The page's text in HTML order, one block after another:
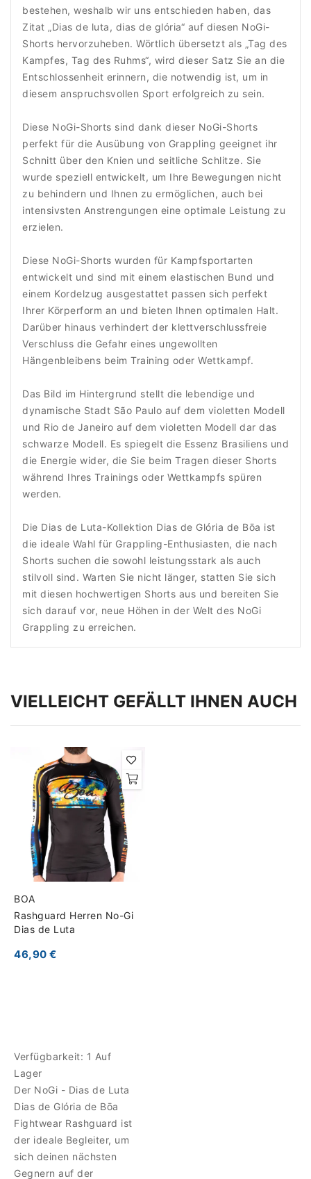
bestehen, weshalb wir uns entschieden haben, das
Zitat „Dias de luta, dias de glória“ auf diesen NoGi-
Shorts hervorzuheben. Wörtlich übersetzt als „Tag des
Kampfes, Tag des Ruhms“, wird dieser Satz Sie an die
Entschlossenheit erinnern, die notwendig ist, um in
diesem anspruchsvollen Sport erfolgreich zu sein.
Diese NoGi-Shorts sind dank dieser NoGi-Shorts
perfekt für die Ausübung von Grappling geeignet ihr
Schnitt über den Knien und seitliche Schlitze. Sie
wurde speziell entwickelt, um Ihre Bewegungen nicht
zu behindern und Ihnen zu ermöglichen, auch bei
intensivsten Anstrengungen eine optimale Leistung zu
erzielen.
Diese NoGi-Shorts wurden für Kampfsportarten
entwickelt und sind mit einem elastischen Bund und
einem Kordelzug ausgestattet passen sich perfekt
Ihrer Körperform an und bieten Ihnen optimalen Halt.
Darüber hinaus verhindert der klettverschlussfreie
Verschluss die Gefahr eines ungewollten
Hängenbleibens beim Training oder Wettkampf.
Das Bild im Hintergrund stellt die lebendige und
dynamische Stadt São Paulo auf dem violetten Modell
und Rio de Janeiro auf dem violetten Modell dar das
schwarze Modell. Es spiegelt die Essenz Brasiliens und
die Energie wider, die Sie beim Tragen dieser Shorts
während Ihres Trainings oder Wettkampfs spüren
werden.
Die Dias de Luta-Kollektion Dias de Glória de Bōa ist
die ideale Wahl für Grappling-Enthusiasten, die nach
Shorts suchen die sowohl leistungsstark als auch
stilvoll sind. Warten Sie nicht länger, statten Sie sich
mit diesen hochwertigen Shorts aus und bereiten Sie
sich darauf vor, neue Höhen in der Welt des NoGi
Grappling zu erreichen.
VIELLEICHT GEFÄLLT IHNEN AUCH
BOA
Rashguard Herren No-Gi
Dias de Luta
46,90 €
Verfügbarkeit: 1 Auf
Lager
Der NoGi - Dias de Luta
Dias de Glória de Bōa
Fightwear Rashguard ist
der ideale Begleiter, um
sich deinen nächsten
Gegnern auf der